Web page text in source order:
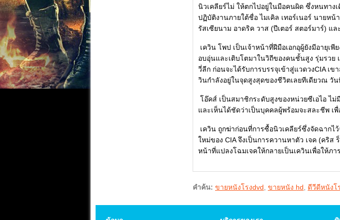
นิวเคลียร์ไม่ ให้ตกไปอยู่ในมือคนผิด ซึ่งหนทาง
ปฏิบัติงานภายใต้ชื่อ ไมเคิล เทอร์เนอร์ นายหน้
รัสเซียนาม อาดริค วาส (ปีเตอร์ สตอร์มาร์) แ
เควิน โพป เป็นเจ้าหน้าที่ฝีมือเอกอุผู้ยังมีอายุ
อบอุ่นและเติบโตมาในวิถีของคนชั้นสูง รุ่มรวย
วี่ลีก ก่อนจะได้รับการบรรจุเข้าสู่แวดวงCIA เ
วินกำลังอยู่ในจุดสูงสุดของชีวิตเลยทีเดียวณ วัน
โอ๊คส์ เป็นสมาชิกระดับสูงของหน่วยซีเอไอ ไ
และเห็นได้ชัดว่าเป็นบุคคลผู้พร้อมจะสละชีพ เ
เควิน ถูกฆ่าก่อนที่การซื้อนิวเคลียร์ซึ่งจัดฉากไ
ใหม่ของ CIA จึงเป็นการควานหาตัว เจค (คริส
หน้าที่แปลงโฉมเจคให้กลายเป็นเควินเพื่อให้ภา
คำค้น: ขายหนังโรงdvd ขายหนัง hd ดีวีดีหนังโ